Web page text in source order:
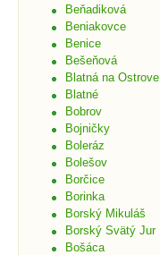
Beňadiková
Beniakovce
Benice
Bešeňová
Blatná na Ostrove
Blatné
Bobrov
Bojničky
Boleráz
Bolešov
Borčice
Borinka
Borský Mikuláš
Borský Svätý Jur
Bošáca